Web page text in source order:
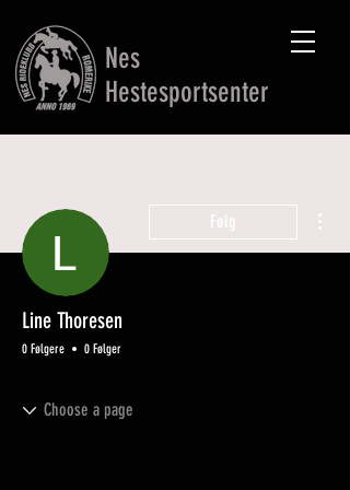
Nes
Hestesportsenter
Følg
Line Thoresen
0 Følgere 0 Følger